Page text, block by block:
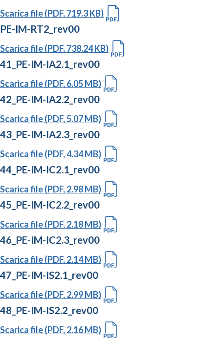
Scarica file (PDF, 719.3 KB)
PE-IM-RT2_rev00
Scarica file (PDF, 738.24 KB)
41_PE-IM-IA2.1_rev00
Scarica file (PDF, 6.05 MB)
42_PE-IM-IA2.2_rev00
Scarica file (PDF, 5.07 MB)
43_PE-IM-IA2.3_rev00
Scarica file (PDF, 4.34 MB)
44_PE-IM-IC2.1_rev00
Scarica file (PDF, 2.98 MB)
45_PE-IM-IC2.2_rev00
Scarica file (PDF, 2.18 MB)
46_PE-IM-IC2.3_rev00
Scarica file (PDF, 2.14 MB)
47_PE-IM-IS2.1_rev00
Scarica file (PDF, 2.99 MB)
48_PE-IM-IS2.2_rev00
Scarica file (PDF, 2.16 MB)